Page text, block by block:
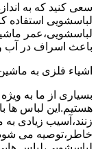
سعی کنید که به
لباسشویی استفاده
لباسشویی،عمر
باعث اسراف در آب
اشیاء فلزی به
بسیاری از ما به
هستیم.این لباس ها
زنند،آسیب زیادی
خاطر،توصیه می